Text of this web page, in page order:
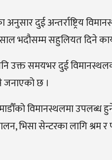
दुई अन्तर्राष्ट्रिय
साल भदौसम्म सहुलियत दिने
उक्त समयभर दुई
जनाएको छ ।
विमानस्थलमा उपलब्ध
भिसा सेन्टरका लागि श्रम र